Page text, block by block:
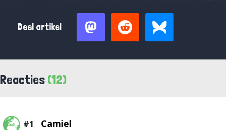
Deel artikel
Reacties (12)
#1 Camiel